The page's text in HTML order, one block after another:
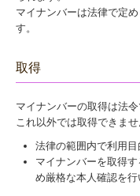
マイナンバーは法律で定
す。
取得
マイナンバーの取得は法
これ以外では取得できませ
法律の範囲内で利用
マイナンバーを取得
め厳格な本人確認を行